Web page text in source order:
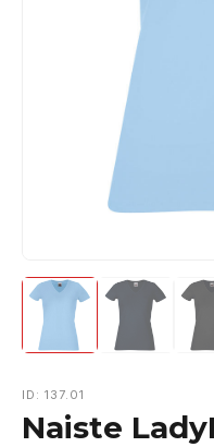
ID: 137.01
Naiste